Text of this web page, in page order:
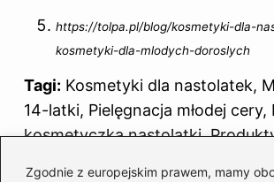
Zgodnie z europejskim prawem, mamy
https://tolpa.pl/blog/kosmetyki-dla-
kosmetyki-dla-mlodych-doroslych
Tagi: Kosmetyki dla nastolatek,
14-latki, Pielęgnacja młodej cery,
kosmetyczka nastolatki,